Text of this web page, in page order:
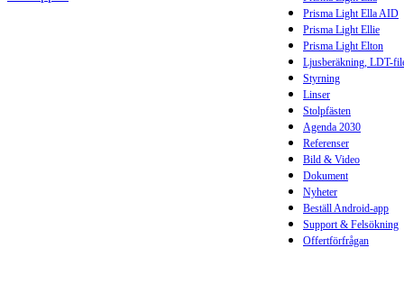
Prisma Light Ella AID
Prisma Light Ellie
Prisma Light Elton
Ljusberäkning, LDT-
Styrning
Linser
Stolpfästen
Agenda 2030
Referenser
Bild & Video
Dokument
Nyheter
Beställ Android-app
Support & Felsökning
Offertförfrågan